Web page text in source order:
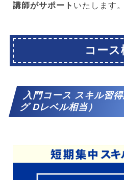
講師がサポート いたします。
コース
入門コース スキル習
グ Dレベル相当）